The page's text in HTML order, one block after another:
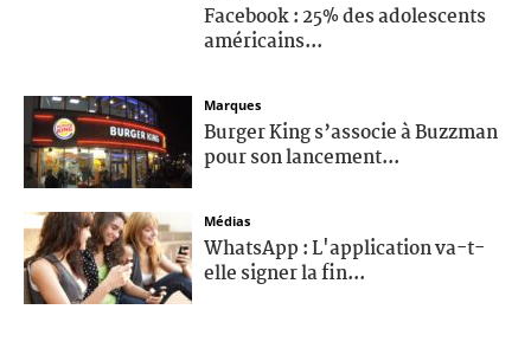
Facebook : 25% des adolescents
américains...
Marques
Burger King s’associe à Buzzman
pour son lancement...
Médias
WhatsApp : L'application va-t-
elle signer la fin...